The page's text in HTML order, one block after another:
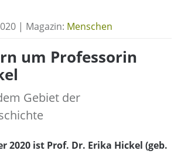
| Magazin: Menschen
um Professorin
Gebiet der
2020 ist Prof. Dr. Erika Hickel (geb.